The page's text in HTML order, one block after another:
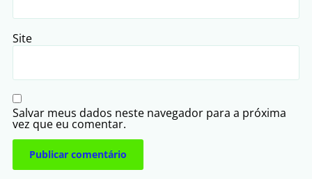
Site
Salvar meus dados neste navegador para a próxima
vez que eu comentar.